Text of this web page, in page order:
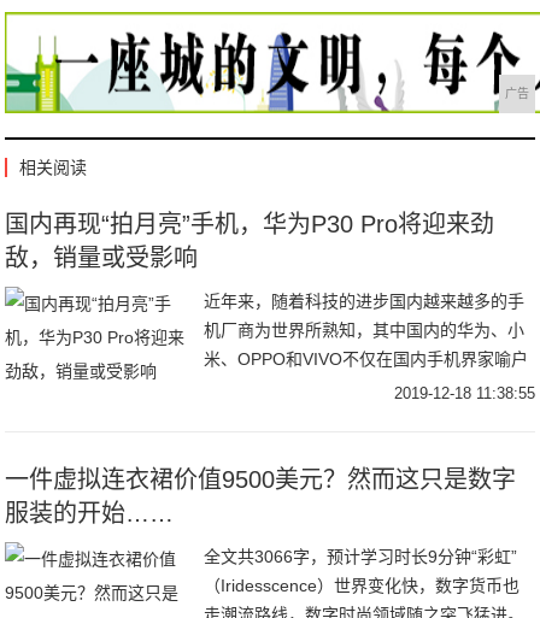
广告
相关阅读
国内再现“拍月亮”手机，华为P30 Pro将迎来劲
敌，销量或受影响
近年来，随着科技的进步国内越来越多的手
机厂商为世界所熟知，其中国内的华为、小
米、OPPO和VIVO不仅在国内手机界家喻户
晓而且走出了国门走向了世界。尤其是华为
2019-12-18 11:38:55
一件虚拟连衣裙价值9500美元？然而这只是数字
服装的开始……
全文共3066字，预计学习时长9分钟“彩虹”
（Iridesscence）世界变化快，数字货币也